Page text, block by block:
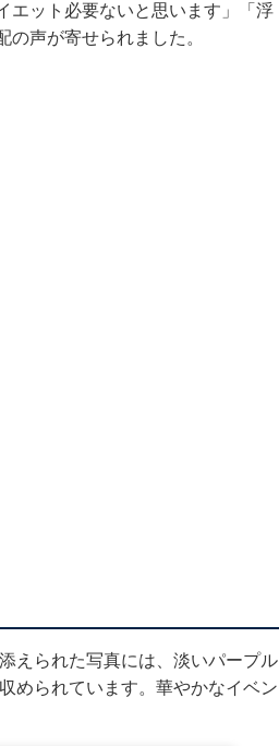
エット必要ないと思います」「浮
声が寄せられました。
えられた写真には、淡いパープル
められています。華やかなイベン